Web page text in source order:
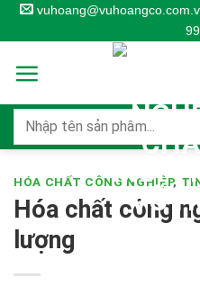
Skip
to
content
HÓA CHẤT CÔNG NGHIỆP,
Hóa chất công
lượng